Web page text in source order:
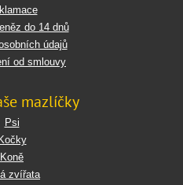
do 14 dnů
údajů
od smlouvy
mazlíčky
Psi
Kočky
Koně
zvířata